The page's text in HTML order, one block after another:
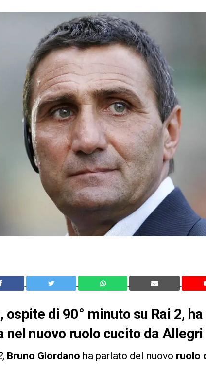
ospite di 90° minuto su Rai 2,
nel nuovo ruolo cucito da Allegri
, Bruno Giordano ha parlato del nuovo ruolo